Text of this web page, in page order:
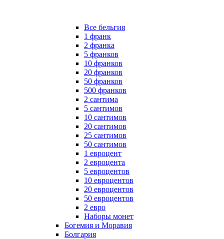
Все бельгия
1 франк
2 франка
5 франков
10 франков
20 франков
50 франков
500 франков
2 сантима
5 сантимов
10 сантимов
20 сантимов
25 сантимов
50 сантимов
1 евроцент
2 евроцента
5 евроцентов
10 евроцентов
20 евроцентов
50 евроцентов
2 евро
Наборы монет
Богемия и Моравия
Болгария